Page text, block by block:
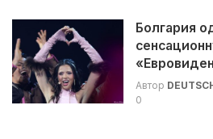
Болгария
Автор
0